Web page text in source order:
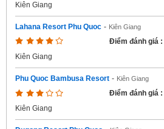
Kiên Giang
Lahana Resort Phu Quoc - Kiên Giang
Điểm đánh giá :
Kiên Giang
Phu Quoc Bambusa Resort - Kiên Giang
Điểm đánh giá :
Kiên Giang